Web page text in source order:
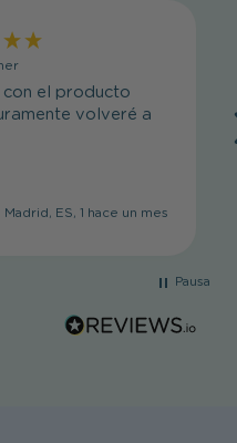
con el producto
volveré a
Madrid, ES, 1 hace un mes
Pausa